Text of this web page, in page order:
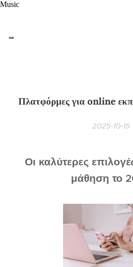
Music
Πλατφόρμες για online
2025-10-15
Οι καλύτερες
μάθηση το